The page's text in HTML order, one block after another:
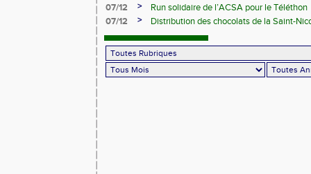
07/12
>
Run solidaire de l’ACSA pour le Téléthon
07/12
> Distribution des chocolats de la Saint-